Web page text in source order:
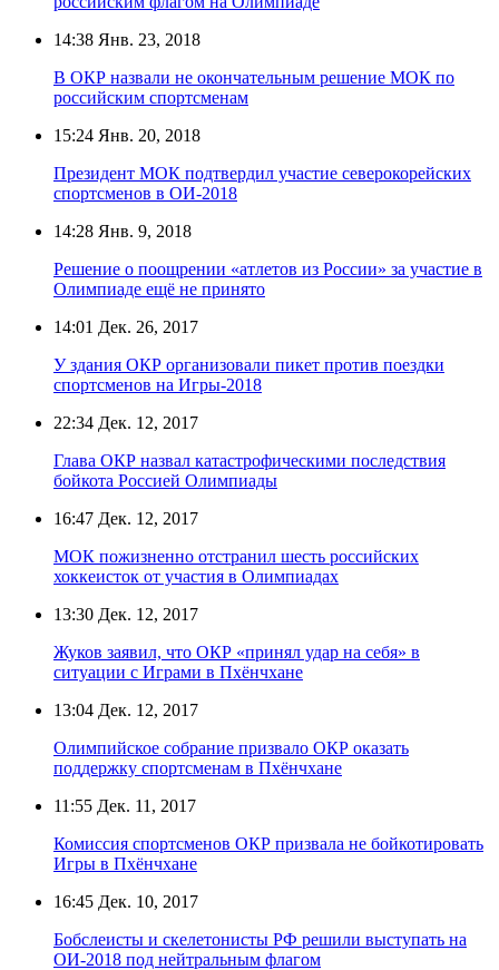
14:38 Янв. 23, 2018
В ОКР назвали не окончательным решение МОК по
российским спортсменам
15:24 Янв. 20, 2018
Президент МОК подтвердил участие северокорейских
спортсменов в ОИ-2018
14:28 Янв. 9, 2018
Решение о поощрении «атлетов из России» за участие в
Олимпиаде ещё не принято
14:01 Дек. 26, 2017
У здания ОКР организовали пикет против поездки
спортсменов на Игры-2018
22:34 Дек. 12, 2017
Глава ОКР назвал катастрофическими последствия
бойкота Россией Олимпиады
16:47 Дек. 12, 2017
МОК пожизненно отстранил шесть российских
хоккеисток от участия в Олимпиадах
13:30 Дек. 12, 2017
Жуков заявил, что ОКР «принял удар на себя» в
ситуации с Играми в Пхёнчхане
13:04 Дек. 12, 2017
Олимпийское собрание призвало ОКР оказать
поддержку спортсменам в Пхёнчхане
11:55 Дек. 11, 2017
Комиссия спортсменов ОКР призвала не бойкотировать
Игры в Пхёнчхане
16:45 Дек. 10, 2017
Бобслеисты и скелетонисты РФ решили выступать на
ОИ-2018 под нейтральным флагом